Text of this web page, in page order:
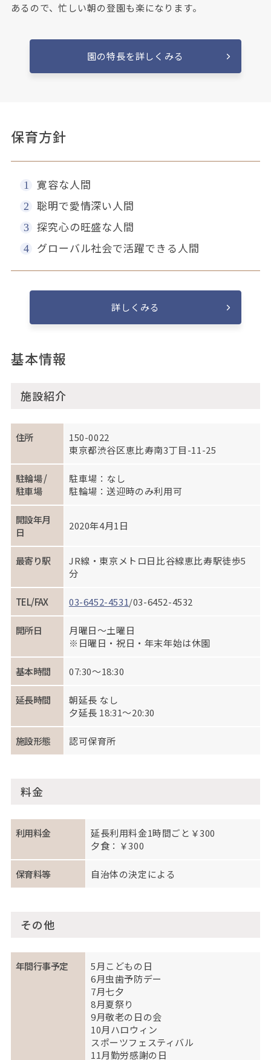
あるので、忙しい朝の登園も楽になります。
園の特長を詳しくみる
保育方針
寛容な人間
聡明で愛情深い人間
探究心の旺盛な人間
グローバル社会で活躍できる人間
詳しくみる
基本情報
施設紹介
住所
150-0022
東京都渋谷区恵比寿南3丁目-11-25
駐輪場 /
駐車場
駐車場：なし
駐輪場：送迎時のみ利用可
開設年月
日
2020年4月1日
最寄り駅
JR線・東京メトロ日比谷線恵比寿駅徒歩5
分
TEL/FAX 03-6452-4531/03-6452-4532
開所日
月曜日～土曜日
※日曜日・祝日・年末年始は休園
基本時間 07:30～18:30
延長時間
朝延長 なし
夕延長 18:31～20:30
施設形態 認可保育所
料金
利用料金
延長利用料金1時間ごと￥300
夕食：￥300
保育料等 自治体の決定による
その他
年間行事予定
5月こどもの日
6月虫歯予防デー
7月七夕
8月夏祭り
9月敬老の日の会
10月ハロウィン
スポーツフェスティバル
11月勤労感謝の日